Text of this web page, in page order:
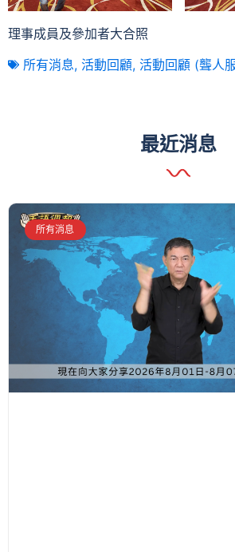
理事成員及參加者大合照
所有消息, 活動回顧, 活動回顧 (聾人
最近消息
所有消息